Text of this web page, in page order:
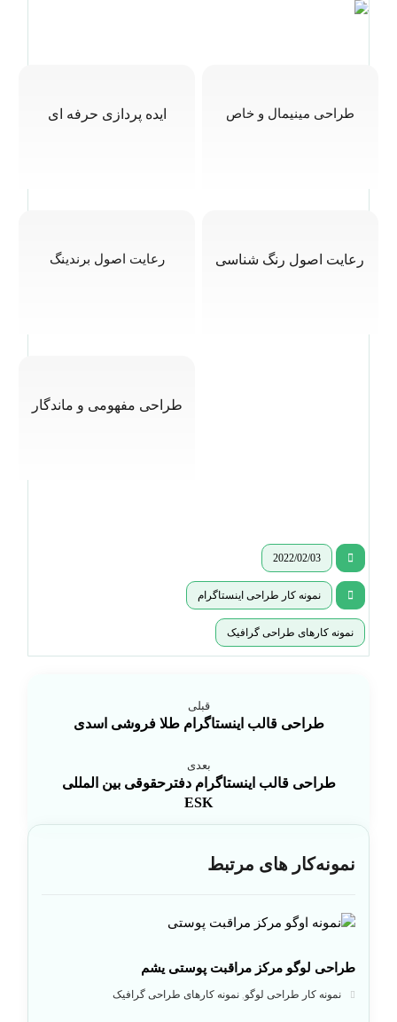
ایده پردازی حرفه ای طراحی مینیمال و خاص
رعایت اصول برندینگ رعایت اصول رنگ شناسی
طراحی مفهومی و ماندگار
2022/02/03
نمونه کار طراحی اینستاگرام
نمونه کارهای طراحی گرافیک
قبلی
طراحی قالب اینستاگرام طلا فروشی اسدی
بعدی
طراحی قالب اینستاگرام دفترحقوقی بین المللی
ESK
نمونه‌کار های مرتبط
طراحی لوگو مرکز مراقبت پوستی یشم
نمونه کار طراحی لوگو ,نمونه کارهای طراحی گرافیک